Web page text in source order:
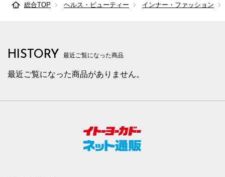
総合TOP ヘルス・ビューティー インナー・ファッション
HISTORY 最近ご覧になった商品
最近ご覧になった商品がありません。